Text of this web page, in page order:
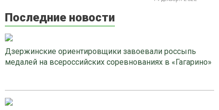
Последние новости
Дзержинские ориентировщики завоевали россыпь
медалей на всероссийских соревнованиях в «Гагарино»